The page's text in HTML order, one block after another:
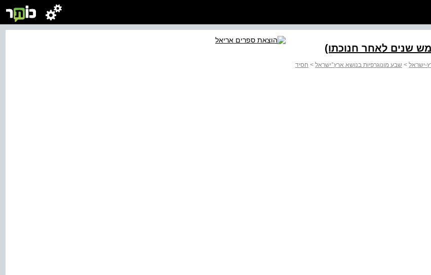
ישראל > שבע מונוגרפיות בנושא ארץ־ישראל > חסיד